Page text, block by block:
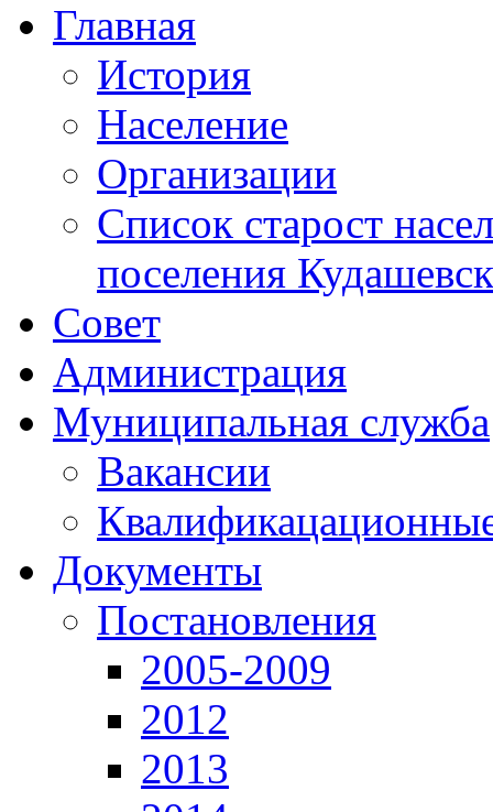
Главная
История
Население
Организации
Список старост
поселения
Совет
Администрация
Муниципальная служба
Вакансии
Документы
Постановления
2005-2009
2012
2013